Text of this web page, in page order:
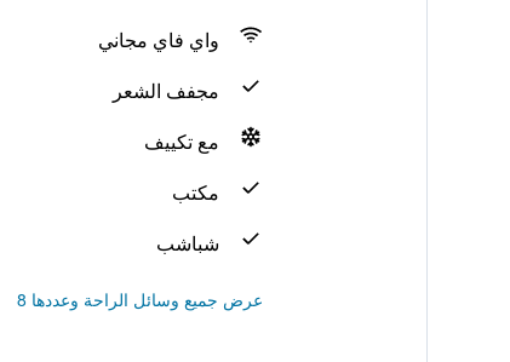
واي فاي مجاني
مجفف الشعر
مع تكييف
مكتب
شباشب
عرض جميع وسائل الراحة وعددها 8